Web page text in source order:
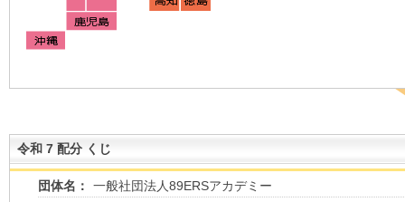
令和 7 配分 くじ
団体名： 一般社団法人89ERSアカデミー